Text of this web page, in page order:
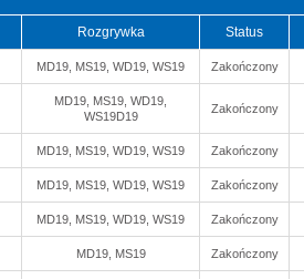
Rozgrywka Status
MD19, MS19, WD19, WS19 Zakończony
MD19, MS19, WD19,
WS19D19
Zakończony
MD19, MS19, WD19, WS19 Zakończony
MD19, MS19, WD19, WS19 Zakończony
MD19, MS19, WD19, WS19 Zakończony
MD19, MS19 Zakończony